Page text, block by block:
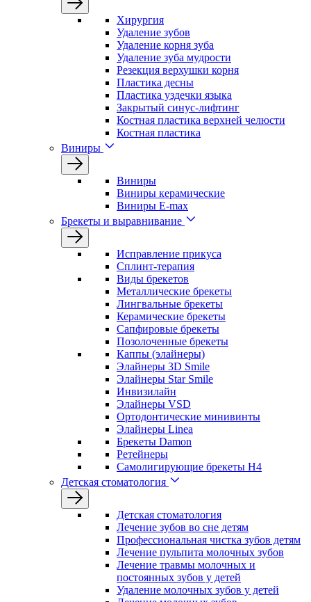
Хирургия
Удаление зубов
Удаление корня зуба
Удаление зуба мудрости
Резекция верхушки корня
Пластика десны
Пластика уздечки языка
Закрытый синус-лифтинг
Костная пластика верхней челюсти
Костная пластика
Виниры
Виниры
Виниры керамические
Виниры E-max
Брекеты и выравнивание
Исправление прикуса
Сплинт-терапия
Виды брекетов
Металлические брекеты
Лингвальные брекеты
Керамические брекеты
Сапфировые брекеты
Позолоченные брекеты
Каппы (элайнеры)
Элайнеры 3D Smile
Элайнеры Star Smile
Инвизилайн
Элайнеры VSD
Ортодонтические минивинты
Элайнеры Linea
Брекеты Damon
Ретейнеры
Самолигирующие брекеты H4
Детская стоматология
Детская стоматология
Лечение зубов во сне детям
Профессиональная чистка зубов детям
Лечение пульпита молочных зубов
Лечение травмы молочных и
постоянных зубов у детей
Удаление молочных зубов у детей